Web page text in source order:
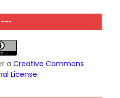
---
a Creative Commons
License.